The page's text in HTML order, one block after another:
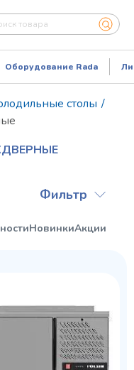
Оборудование Rada
столы /
Фильтр
НовинкиАкции